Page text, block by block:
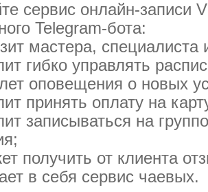
сервис онлайн-записи
Telegram-бота:
мастера,
гибко управлять
оповещения о новых
принять оплату на
записываться на
получить от клиента
в себя сервис чаевых.